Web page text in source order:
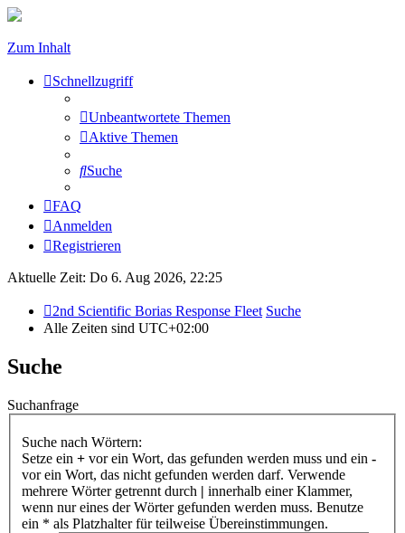
Zum Inhalt
Schnellzugriff
Unbeantwortete Themen
Aktive Themen
Suche
FAQ
Anmelden
Registrieren
Aktuelle Zeit: Do 6. Aug 2026, 22:25
2nd Scientific Borias Response Fleet Suche
Alle Zeiten sind UTC+02:00
Suche
Suchanfrage
Suche nach Wörtern:
Setze ein + vor ein Wort, das gefunden werden muss und ein -
vor ein Wort, das nicht gefunden werden darf. Verwende
mehrere Wörter getrennt durch | innerhalb einer Klammer,
wenn nur eines der Wörter gefunden werden muss. Benutze
ein * als Platzhalter für teilweise Übereinstimmungen.